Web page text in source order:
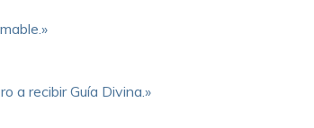
a recibir Guía Divina.»